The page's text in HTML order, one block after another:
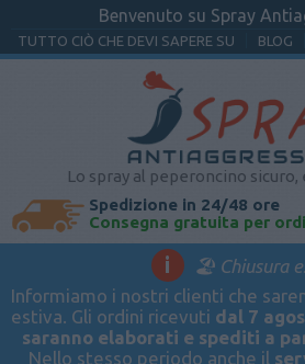
Benvenuto su Spray
TUTTO CIÒ CHE DEVI SAPERE SU BLOG
Lo spray al peperoncino
Spedizione in 24/48 ore
Consegna gratuita per
i
🏖️ Chiusura
Informiamo i nostri clienti che
estiva. Gli ordini ricevuti dal 7
saranno elaborati e spediti a
Nello stesso periodo anche il